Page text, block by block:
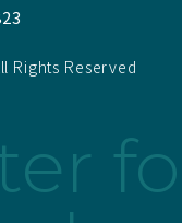
Rights Reserved